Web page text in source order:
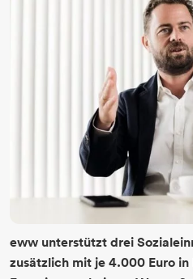
eww unterstützt drei
zusätzlich mit je 4.000 Euro in